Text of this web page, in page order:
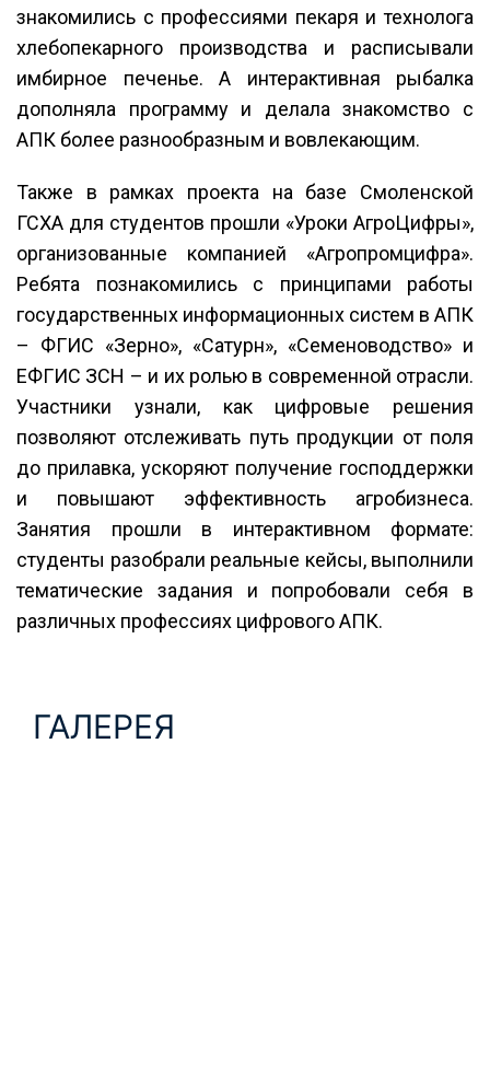
знакомились с профессиями пекаря и технолога
хлебопекарного производства и расписывали
имбирное печенье. А интерактивная рыбалка
дополняла программу и делала знакомство с
АПК более разнообразным и вовлекающим.
Также в рамках проекта на базе Смоленской
ГСХА для студентов прошли «Уроки АгроЦифры»,
организованные компанией «Агропромцифра».
Ребята познакомились с принципами работы
государственных информационных систем в АПК
– ФГИС «Зерно», «Сатурн», «Семеноводство» и
ЕФГИС ЗСН – и их ролью в современной отрасли.
Участники узнали, как цифровые решения
позволяют отслеживать путь продукции от поля
до прилавка, ускоряют получение господдержки
и повышают эффективность агробизнеса.
Занятия прошли в интерактивном формате:
студенты разобрали реальные кейсы, выполнили
тематические задания и попробовали себя в
различных профессиях цифрового АПК.
ГАЛЕРЕЯ